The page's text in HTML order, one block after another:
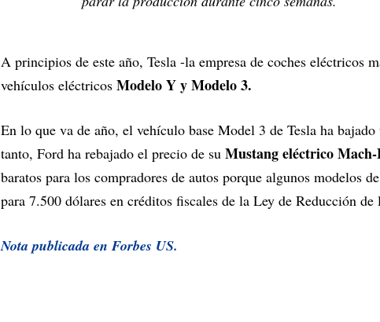
A principios de este año, Tesla -la empresa de coches eléctricos
vehículos eléctricos Modelo Y y Modelo 3.
En lo que va de año, el vehículo base Model 3 de Tesla ha
tanto, Ford ha rebajado el precio de su Mustang eléctrico
baratos para los compradores de autos porque algunos modelos
para 7.500 dólares en créditos fiscales de la Ley de Reducción
Nota publicada en Forbes US.